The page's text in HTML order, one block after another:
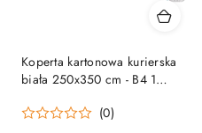
Koperta kartonowa kurierska
biała 250x350 cm - B4 1
(0)